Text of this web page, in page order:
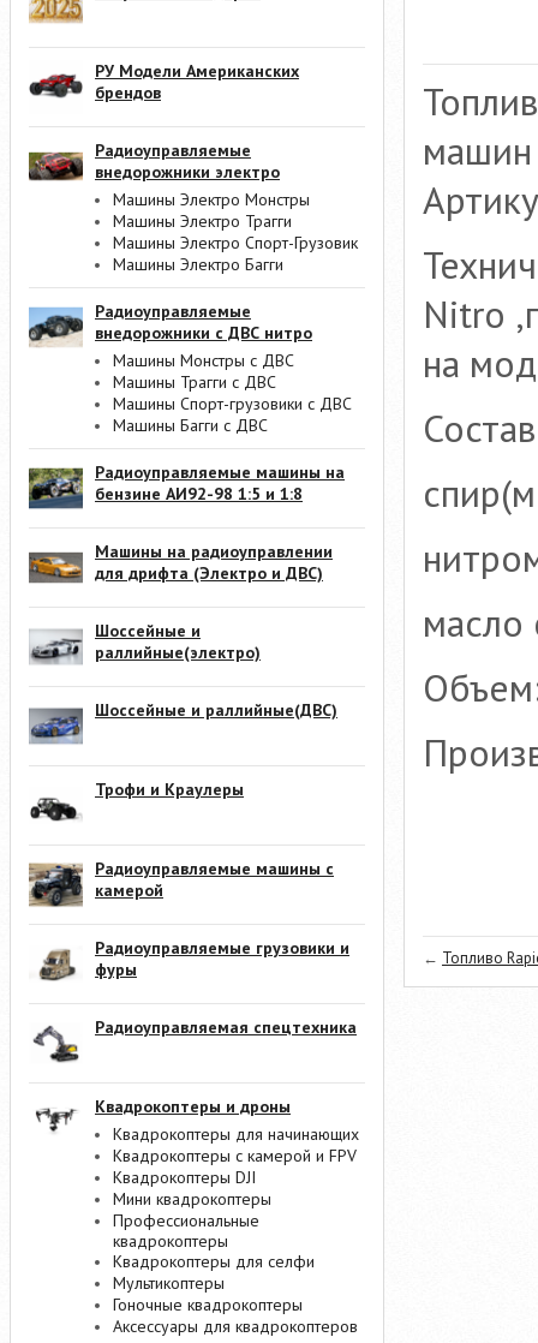
РУ Модели Американских
брендов
Радиоуправляемые
внедорожники электро
Машины Электро Монстры
Машины Электро Трагги
Машины Электро Спорт-Грузовик
Машины Электро Багги
Радиоуправляемые
внедорожники с ДВС нитро
Машины Монстры с ДВС
Машины Трагги с ДВС
Машины Спорт-грузовики с ДВС
Машины Багги с ДВС
Радиоуправляемые машины на
бензине АИ92-98 1:5 и 1:8
Машины на радиоуправлении
для дрифта (Электро и ДВС)
Шоссейные и
раллийные(электро)
Шоссейные и раллийные(ДВС)
Трофи и Краулеры
Радиоуправляемые машины с
камерой
Радиоуправляемые грузовики и
фуры
Радиоуправляемая спецтехника
Квадрокоптеры и дроны
Квадрокоптеры для начинающих
Квадрокоптеры с камерой и FPV
Квадрокоптеры DJI
Мини квадрокоптеры
Профессиональные
квадрокоптеры
Квадрокоптеры для селфи
Мультикоптеры
Гоночные квадрокоптеры
Аксессуары для квадрокоптеров
машин
Nitro
на
масло
← Топливо